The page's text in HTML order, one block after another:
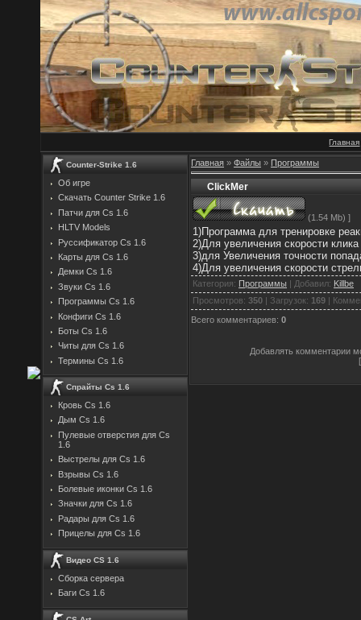
Главная
Counter-Strike 1.6
Об игре
Скачать Counter Strike 1.6
Патчи для Cs 1.6
HLTV Models
Руссификатор Cs 1.6
Карты для Cs 1.6
Демки Cs 1.6
Звуки Cs 1.6
Программы Cs 1.6
Конфиги Cs 1.6
Боты Cs 1.6
Читы для Cs 1.6
Термины Cs 1.6
Спрайты Cs 1.6
Кровь Cs 1.6
Дым Cs 1.6
Пулевые отверстия для Cs
1.6
Выстрелы для Cs 1.6
Взрывы Cs 1.6
Болевые иконки Cs 1.6
Значки для Cs 1.6
Радары для Cs 1.6
Прицелы для Cs 1.6
Видео CS 1.6
Сборка сервера
Баги Cs 1.6
Главная » Файлы » Программы
ClickMer
(1.54 Mb) ]
1)Программа для тренировке
2)Для увеличения скорости
3)для Увеличения точности
4)Для увеличения скорости
Категория: Программы | Добавил: Killbe
Просмотров: 350 | Загрузок: 169 |
Всего комментариев: 0
Добавлять комментарии